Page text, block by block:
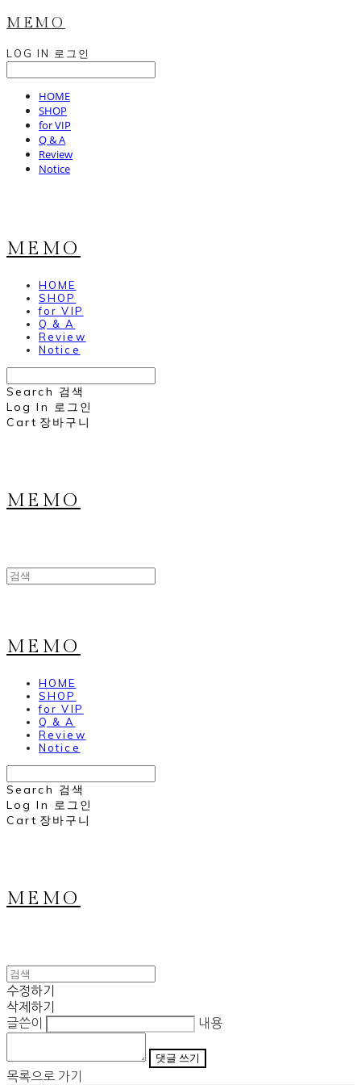
MEMO
LOG IN 로그인
HOME
SHOP
for VIP
Q & A
Review
Notice
MEMO
HOME
SHOP
for VIP
Q & A
Review
Notice
Search 검색
Log In 로그인
Cart 장바구니
MEMO
MEMO
HOME
SHOP
for VIP
Q & A
Review
Notice
Search 검색
Log In 로그인
Cart 장바구니
MEMO
수정하기
삭제하기
글쓴이
내용
댓글 쓰기
목록으로 가기